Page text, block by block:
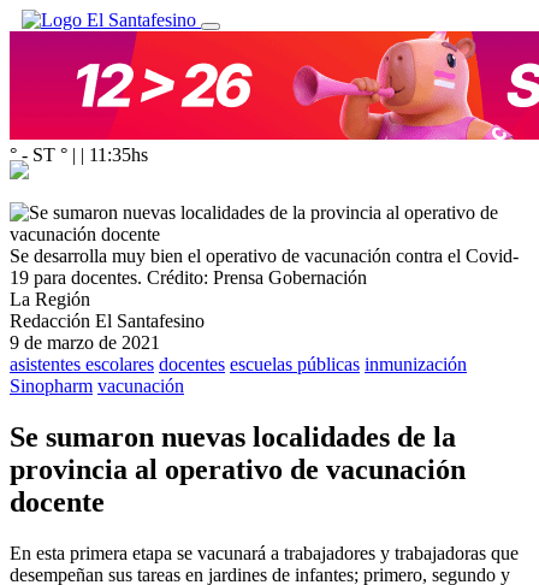
° - ST ° | | 11:35hs
Se desarrolla muy bien el operativo de vacunación contra el Covid-
19 para docentes. Crédito: Prensa Gobernación
La Región
Redacción El Santafesino
9 de marzo de 2021
asistentes escolares docentes escuelas públicas inmunización
Sinopharm vacunación
Se sumaron nuevas localidades de la
provincia al operativo de vacunación
docente
En esta primera etapa se vacunará a trabajadores y trabajadoras que
desempeñan sus tareas en jardines de infantes; primero, segundo y